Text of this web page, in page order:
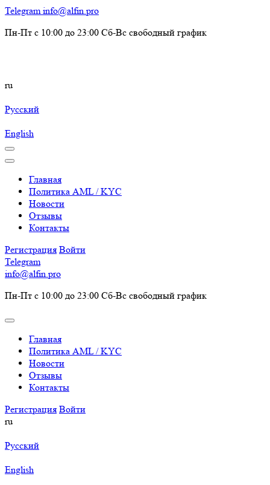
Telegram info@alfin.pro
Пн-Пт с 10:00 до 23:00 Сб-Вс свободный график
ru
Русский
English
Главная
Политика AML / KYC
Новости
Отзывы
Контакты
Регистрация Войти
Telegram
info@alfin.pro
Пн-Пт с 10:00 до 23:00 Сб-Вс свободный график
Главная
Политика AML / KYC
Новости
Отзывы
Контакты
Регистрация Войти
ru
Русский
English